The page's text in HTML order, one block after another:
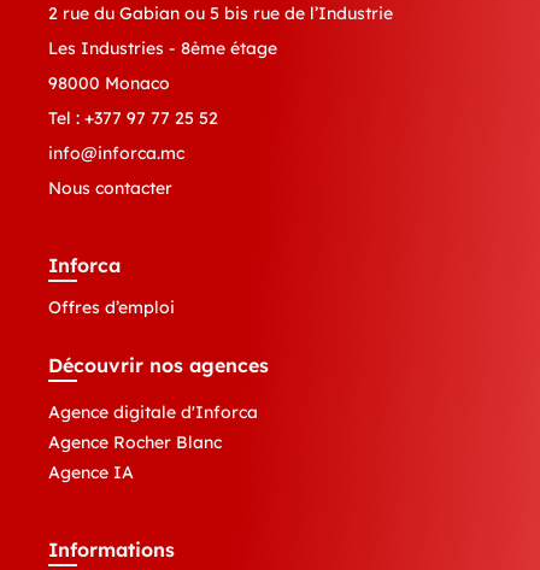
2 rue du Gabian ou 5 bis rue de l’Industrie
Les Industries - 8ème étage
98000 Monaco
Tel : +377 97 77 25 52
info@inforca.mc
Nous contacter
Inforca
Offres d’emploi
Découvrir nos agences
Agence digitale d'Inforca
Agence Rocher Blanc
Agence IA
Informations